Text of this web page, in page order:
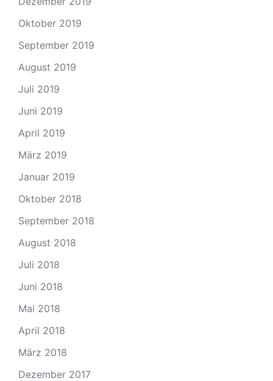
Oktober 2019
September 2019
August 2019
Juli 2019
Juni 2019
April 2019
März 2019
Januar 2019
Oktober 2018
September 2018
August 2018
Juli 2018
Juni 2018
Mai 2018
April 2018
März 2018
Dezember 2017